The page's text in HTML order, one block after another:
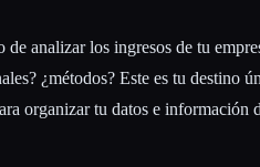
de analizar los ingresos de tu
¿métodos? Este es tu destino
organizar tu datos e información